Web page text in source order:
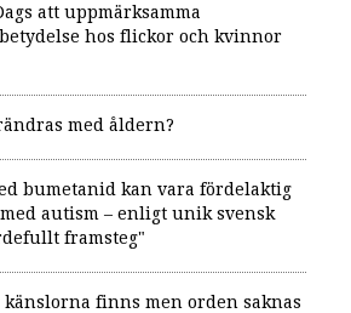
att uppmärksamma
hos flickor och kvinnor
med åldern?
bumetanid kan vara fördelaktig
autism – enligt unik svensk
framsteg"
finns men orden saknas